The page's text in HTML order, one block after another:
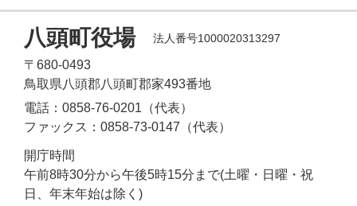
八頭町役場 法人番号1000020313297
〒680-0493
鳥取県八頭郡八頭町郡家493番地
電話：0858-76-0201（代表）
ファックス：0858-73-0147（代表）
開庁時間
午前8時30分から午後5時15分まで(土曜・日曜・祝
日、年末年始は除く)